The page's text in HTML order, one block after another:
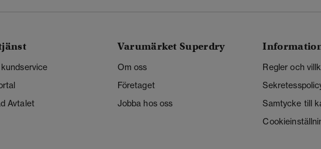
Avtalet
Varumärket Superdry
Om oss
Företaget
Jobba hos oss
Regler och
Samtycke till